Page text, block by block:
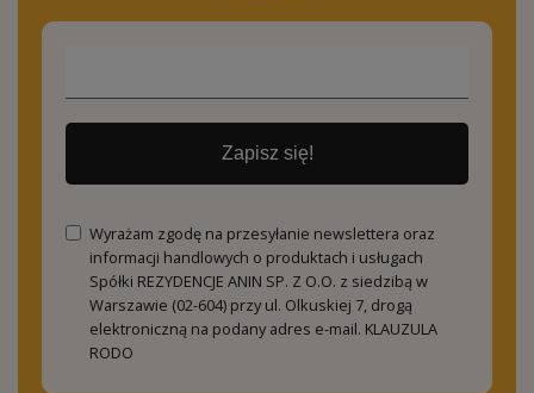
Zapisz się!
Wyrażam zgodę na przesyłanie newslettera oraz
informacji handlowych o produktach i usługach
Spółki REZYDENCJE ANIN SP. Z O.O. z siedzibą w
Warszawie (02-604) przy ul. Olkuskiej 7, drogą
elektroniczną na podany adres e-mail. KLAUZULA
RODO